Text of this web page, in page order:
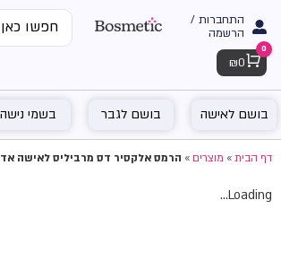
התחברות /
הרשמה
Cart
0
₪ 0
בושם לאישה בושם לגבר בשמי נישה
דף הבית»מוצרים»הרמס אלקסיר דס מרביליס לאישה אדפ 100מל
Loading...